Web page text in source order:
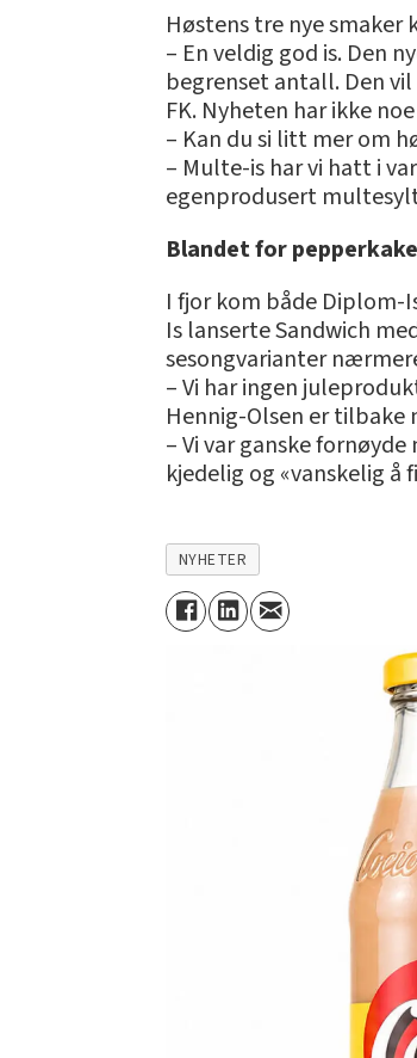
Høstens tre nye
– En veldig god is. Den
begrenset antall. Den
FK. Nyheten har ikke
– Kan du si litt mer om
– Multe-is har vi hatt i
egenprodusert
Blandet for
I fjor kom både Diplom-
Is lanserte Sandwich
sesongvarianter
– Vi har ingen
Hennig-Olsen er tilbake
– Vi var ganske
kjedelig og «vanskelig å
NYHETER